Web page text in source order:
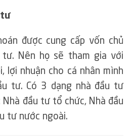
tư
được cung cấp vốn chủ
Nên họ sẽ tham gia với
lợi nhuận cho cá nhân mình
tư. Có 3 dạng nhà đầu tư
đầu tư tổ chức, Nhà đầu
tư nước ngoài.